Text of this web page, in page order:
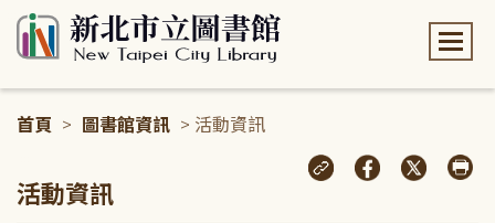
首頁 > 圖書館資訊 > 活動資訊
活動資訊